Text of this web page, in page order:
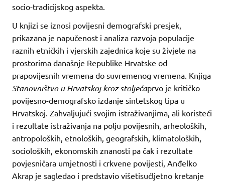
socio-tradicijskog aspekta.
U knjizi se iznosi povijesni demografski presjek,
prikazana je napučenost i analiza razvoja populacije
raznih etničkih i vjerskih zajednica koje su živjele na
prostorima današnje Republike Hrvatske od
prapovijesnih vremena do suvremenog vremena. Knjiga
Stanovništvo u Hrvatskoj kroz stoljećaprvo je kritičko
povijesno-demografsko izdanje sintetskog tipa u
Hrvatskoj. Zahvaljujući svojim istraživanjima, ali koristeći
i rezultate istraživanja na polju povijesnih, arheoloških,
antropoloških, etnoloških, geografskih, klimatoloških,
socioloških, ekonomskih znanosti pa čak i rezultate
povjesničara umjetnosti i crkvene povijesti, Anđelko
Akrap je sagledao i predstavio višetisućljetno kretanje